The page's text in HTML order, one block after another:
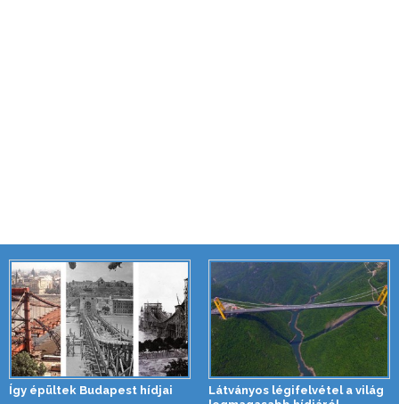
Így épültek Budapest hídjai
Látványos légifelvétel a világ